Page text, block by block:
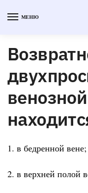
МЕНЮ
1. в бедренной вене;
2. в верхней полой